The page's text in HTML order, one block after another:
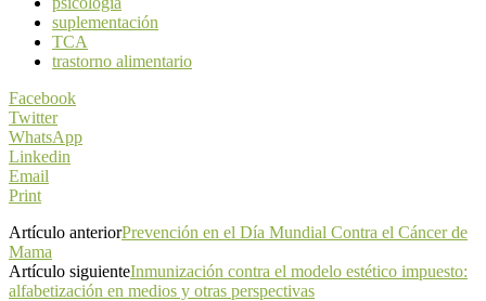
suplementación
TCA
trastorno alimentario
Facebook
Twitter
WhatsApp
Linkedin
Email
Print
Artículo anteriorPrevención en el Día Mundial Contra el Cáncer de
Mama
Artículo siguienteInmunización contra el modelo estético impuesto:
alfabetización en medios y otras perspectivas